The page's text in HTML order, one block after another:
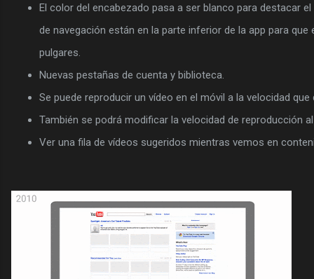
El color del encabezado pasa a ser blanco para destacar
de navegación están en la parte inferior de la app para
pulgares.
Nuevas pestañas de cuenta y biblioteca.
Se puede reproducir un vídeo en el móvil a la velocidad
También se podrá modificar la velocidad de reproducción
Ver una fila de vídeos sugeridos mientras vemos en